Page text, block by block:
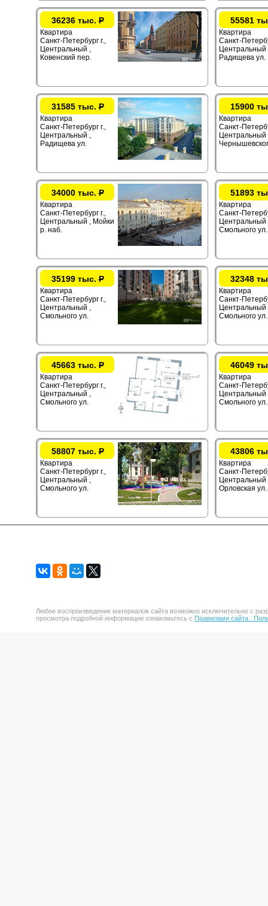
36236 тыс.Р
Квартира
Санкт-Петербург г.,
Центральный ,
Ковенский пер.
55581
Квартира
Санкт-
Центральный
Радищева ул.
31585 тыс.Р
Квартира
Санкт-Петербург г.,
Центральный ,
Радищева ул.
15900
Квартира
Санкт-
Центральный
34000 тыс.Р
Квартира
Санкт-Петербург г.,
Центральный , Мойки
р. наб.
51893
Квартира
Санкт-
Центральный
Смольного ул.
35199 тыс.Р
Квартира
Санкт-Петербург г.,
Центральный ,
Смольного ул.
32348
Квартира
Санкт-
Центральный
Смольного ул.
45663 тыс.Р
Квартира
Санкт-Петербург г.,
Центральный ,
Смольного ул.
46049
Квартира
Санкт-
Центральный
Смольного ул.
58807 тыс.Р
Квартира
Санкт-Петербург г.,
Центральный ,
Смольного ул.
43806
Квартира
Санкт-
Центральный
Орловская ул.
Любое воспроизведение материалов сайта возможно исключительно с
просмотра подробной информации ознакомьтесь с Правилами сайта .